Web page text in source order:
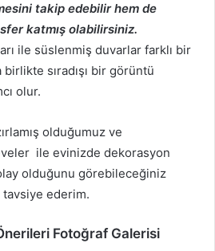
takip edebilir hem de
katmış olabilirsiniz.
ile süslenmiş duvarlar farklı bir
sıradışı bir görüntü
olur.
olduğumuz ve
ile evinizde dekorasyon
olduğunu görebileceğiniz
ederim.
Fotoğraf Galerisi